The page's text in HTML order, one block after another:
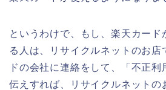
というわけで、もし、楽天カード
る人は、リサイクルネットのお店
ドの会社に連絡をして、「不正利
伝えすれば、リサイクルネットの